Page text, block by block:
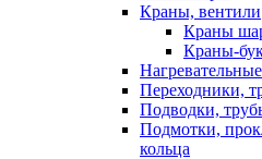
Краны, вентили
Краны
Краны-
Переходники,
Подводки,
Подмотки,
кольца